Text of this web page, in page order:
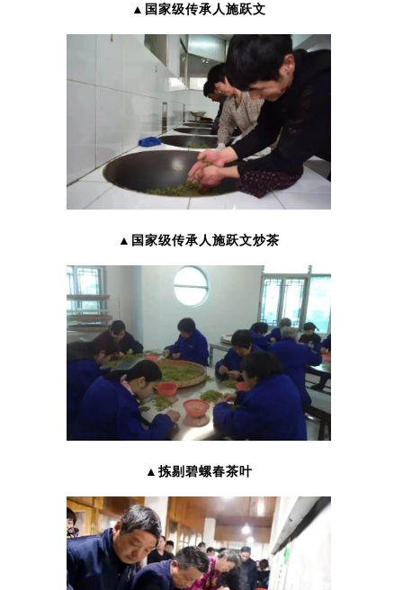
▲国家级传承人施跃文
▲国家级传承人施跃文炒茶
▲拣剔碧螺春茶叶